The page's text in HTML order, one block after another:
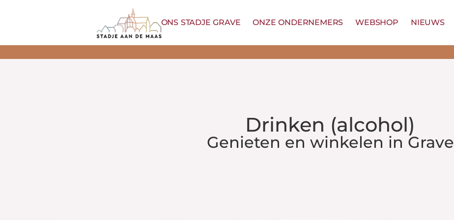
ONS STADJE GRAVE ONZE ONDERNEMERS WEBSHOP NIEUWS
Drinken (alcohol)
Genieten en winkelen in Grave